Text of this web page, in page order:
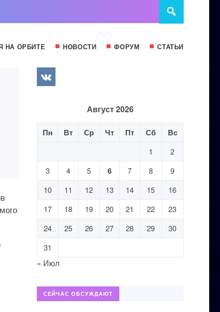
НА ОРБИТЕ НОВОСТИ ФОРУМ СТАТЬИ
Август 2026
Пн Вт Ср Чт Пт Сб Вс
1
2
3
4 5 6 7 8
9
10
11 12 13 14 15
16
17
18 19 20 21 22
23
24
25 26 27 28 29
30
31
« Июл
СЕЙЧАС ОБСУЖДАЮТ